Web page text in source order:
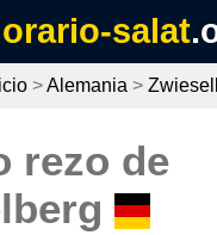
salat
>Alemania >
rezo de